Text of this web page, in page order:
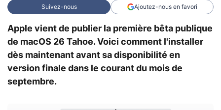
Suivez-nous Ajoutez-nous en favori
Apple vient de publier la première bêta publique
de macOS 26 Tahoe. Voici comment l'installer
dès maintenant avant sa disponibilité en
version finale dans le courant du mois de
septembre.